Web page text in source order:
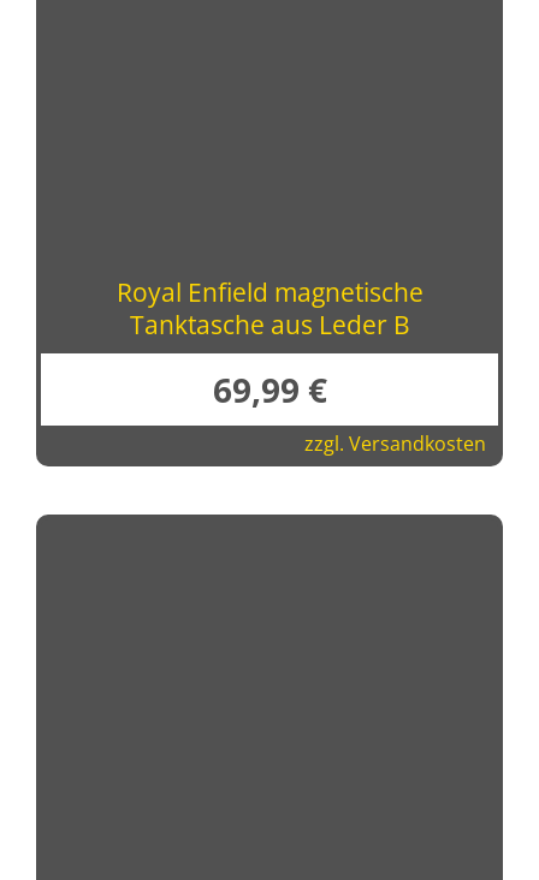
Royal Enfield magnetische
Tanktasche aus Leder B
69,99 €
zzgl. Versandkosten